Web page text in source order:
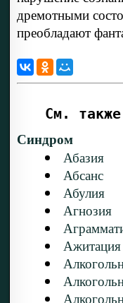
дремотными
преобладают
См. также
Синдром
Абазия
Абсанс
Абулия
Агнозия
Ажитация